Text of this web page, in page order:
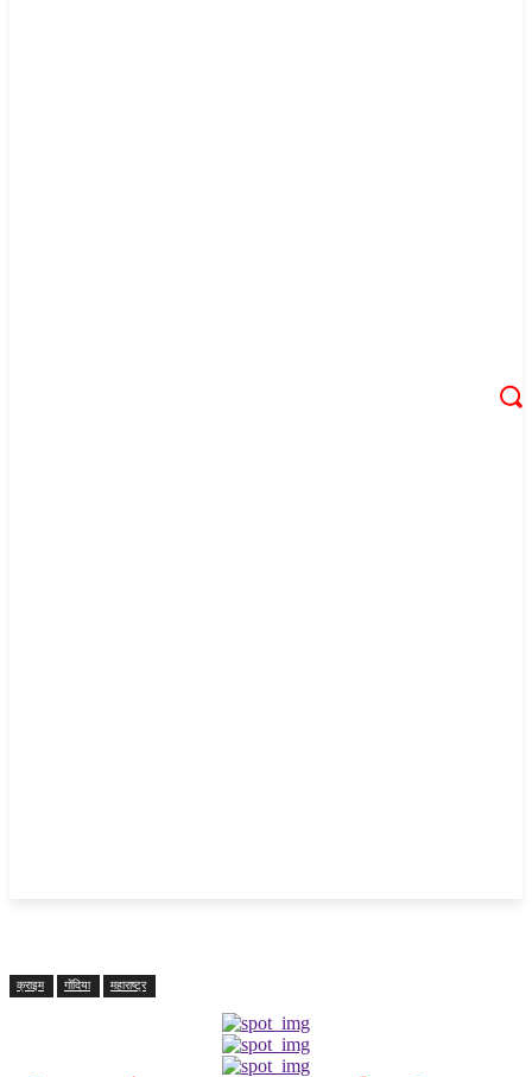
क्राइम गोंदिया महाराष्ट्र